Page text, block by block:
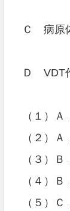
Ｃ 病原
Ｄ VDT
（１）Ａ
（２）Ａ
（３）Ｂ
（４）Ｂ
（５）Ｃ